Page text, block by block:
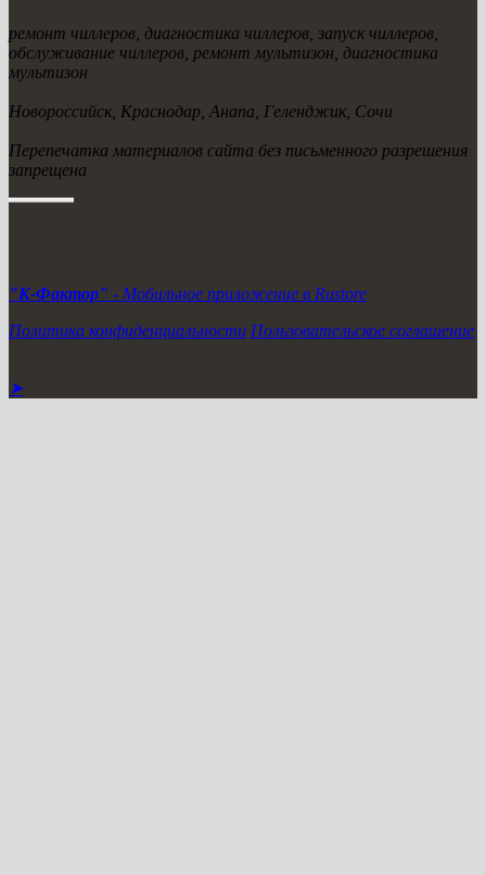
ремонт чиллеров, диагностика чиллеров, запуск чиллеров,
обслуживание чиллеров, ремонт мультизон, диагностика
мультизон
Новороссийск, Краснодар, Анапа, Геленджик, Сочи
Перепечатка материалов сайта без письменного разрешения
запрещена
"К-Фактор" - Мобильное приложение в Rustore
Политика конфиденциальности Пользовательское соглашение
➤